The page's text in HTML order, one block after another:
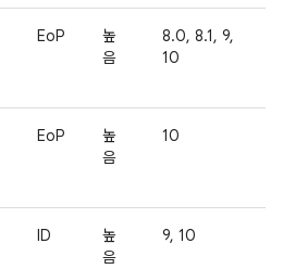
EoP
높
음
8.0, 8.1, 9,
10
EoP
높
음
10
ID
높
음
9, 10